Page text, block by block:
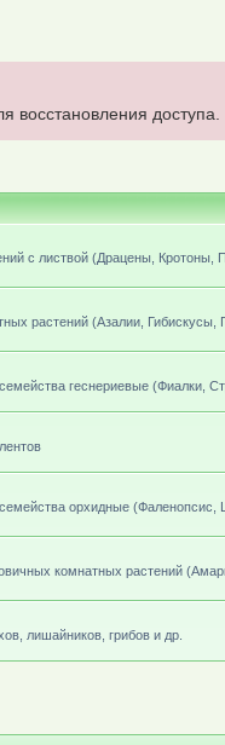
восстановления доступа.
с листвой (Драцены, Кротоны,
растений (Азалии, Гибискусы,
геснериевые (Фиалки,
орхидные
комнатных растений
лишайников, грибов и др.